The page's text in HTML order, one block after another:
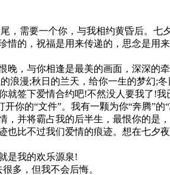
，需要一个你，与我相约黄昏后。七
的，祝福是用来传递的，思念是用
，与你相逢是最美的画面，深深的
漫;秋日的兰天，给你一生的梦幻;
签下爱情合约吧!不然没人要我了!
你的“文件”。我有一颗为你“奔腾”的
并将霸占我的后半生，最恨你的是
比不过我们爱情的痕迹。想在七夕
是我的欢乐源泉!
多，但我不会后悔。